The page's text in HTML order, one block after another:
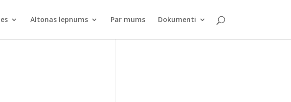
Altonas lepnums Par mums Dokumenti